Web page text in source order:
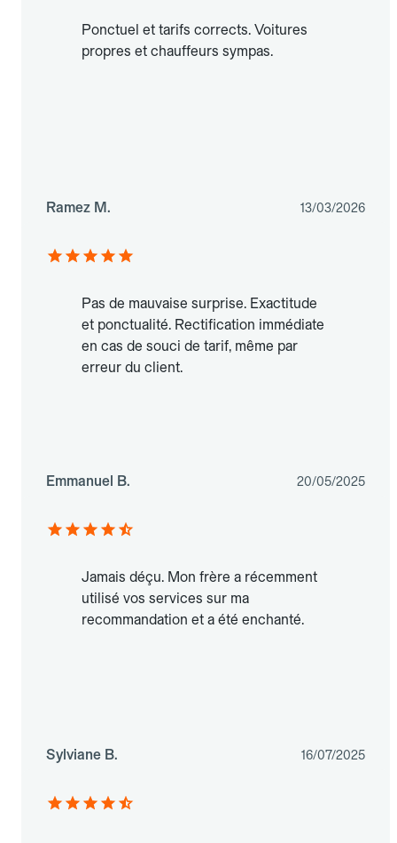
Ponctuel et tarifs corrects. Voitures
propres et chauffeurs sympas.
Ramez M. 13/03/2026
Pas de mauvaise surprise. Exactitude
et ponctualité. Rectification immédiate
en cas de souci de tarif, même par
erreur du client.
Emmanuel B. 20/05/2025
Jamais déçu. Mon frère a récemment
utilisé vos services sur ma
recommandation et a été enchanté.
Sylviane B. 16/07/2025